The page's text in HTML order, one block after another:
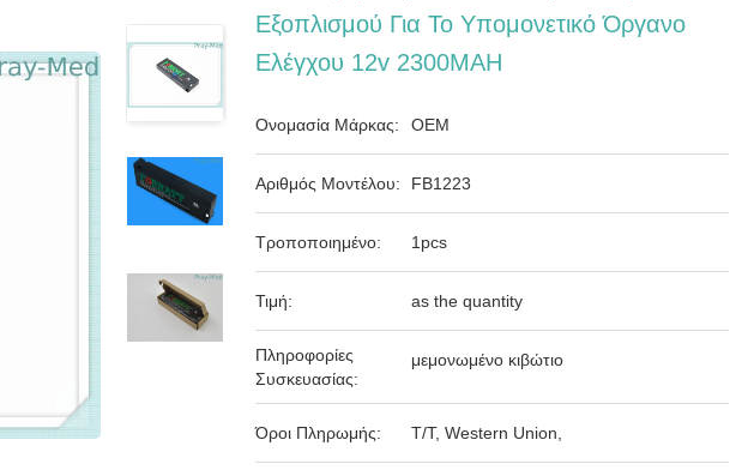
Εξοπλισμού Για Το Υπομονετικό Όργανο
Ελέγχου 12v 2300MAH
Ονομασία Μάρκας: OEM
Αριθμός Μοντέλου: FB1223
Τροποποιημένο: 1pcs
Τιμή: as the quantity
Πληροφορίες
Συσκευασίας:
μεμονωμένο κιβώτιο
Όροι Πληρωμής: T/T, Western Union,